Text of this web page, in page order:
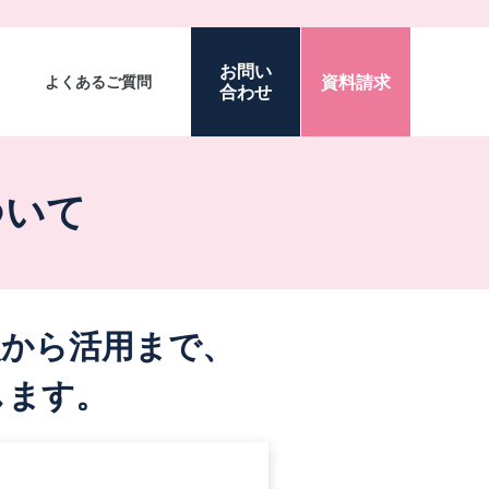
よくあるご質問
お問い
合わせ
資料請求
て
ら活用まで、
す。